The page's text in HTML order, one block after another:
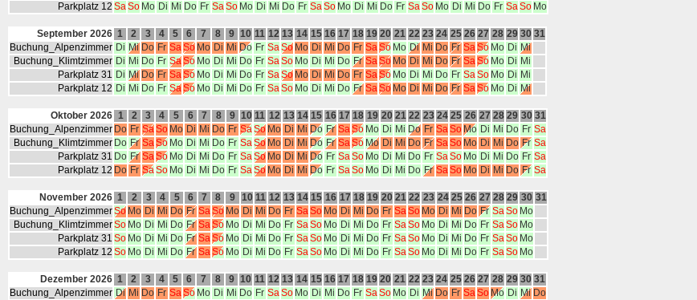
Parkplatz 12 SaSo Mo Di Mi Do Fr SaSo Mo Di Mi Do Fr SaSo Mo Di Mi Do Fr SaSo Mo Di Mi Do Fr SaSo Mo
September 2026 1 2 3 4 5 6 7 8 9 10 11 12 13 14 15 16 17 18 19 20 21 22 23 24 25 26 27 28 29 30 31
Buchung_Alpenzimmer Di Mi Do Fr SaSo Mo Di Mi Do Fr SaSo Mo Di Mi Do Fr SaSo Mo Di Mi Do Fr SaSo Mo Di Mi
Buchung_Klimtzimmer Di Mi Do Fr SaSo Mo Di Mi Do Fr SaSo Mo Di Mi Do Fr SaSo Mo Di Mi Do Fr SaSo Mo Di Mi
Parkplatz 31 Di Mi Do Fr SaSo Mo Di Mi Do Fr SaSo Mo Di Mi Do Fr SaSo Mo Di Mi Do Fr SaSo Mo Di Mi
Parkplatz 12 Di Mi Do Fr SaSo Mo Di Mi Do Fr SaSo Mo Di Mi Do Fr SaSo Mo Di Mi Do Fr SaSo Mo Di Mi
Oktober 2026 1 2 3 4 5 6 7 8 9 10 11 12 13 14 15 16 17 18 19 20 21 22 23 24 25 26 27 28 29 30 31
Buchung_Alpenzimmer Do Fr SaSo Mo Di Mi Do Fr SaSo Mo Di Mi Do Fr SaSo Mo Di Mi Do Fr SaSo Mo Di Mi Do Fr Sa
Buchung_Klimtzimmer Do Fr SaSo Mo Di Mi Do Fr SaSo Mo Di Mi Do Fr SaSo Mo Di Mi Do Fr SaSo Mo Di Mi Do Fr Sa
Parkplatz 31 Do Fr SaSo Mo Di Mi Do Fr SaSo Mo Di Mi Do Fr SaSo Mo Di Mi Do Fr SaSo Mo Di Mi Do Fr Sa
Parkplatz 12 Do Fr SaSo Mo Di Mi Do Fr SaSo Mo Di Mi Do Fr SaSo Mo Di Mi Do Fr SaSo Mo Di Mi Do Fr Sa
November 2026 1 2 3 4 5 6 7 8 9 10 11 12 13 14 15 16 17 18 19 20 21 22 23 24 25 26 27 28 29 30 31
Buchung_AlpenzimmerSo Mo Di Mi Do Fr SaSo Mo Di Mi Do Fr SaSo Mo Di Mi Do Fr SaSo Mo Di Mi Do Fr SaSo Mo
Buchung_KlimtzimmerSo Mo Di Mi Do Fr SaSo Mo Di Mi Do Fr SaSo Mo Di Mi Do Fr SaSo Mo Di Mi Do Fr SaSo Mo
Parkplatz 31 So Mo Di Mi Do Fr SaSo Mo Di Mi Do Fr SaSo Mo Di Mi Do Fr SaSo Mo Di Mi Do Fr SaSo Mo
Parkplatz 12 So Mo Di Mi Do Fr SaSo Mo Di Mi Do Fr SaSo Mo Di Mi Do Fr SaSo Mo Di Mi Do Fr SaSo Mo
Dezember 2026 1 2 3 4 5 6 7 8 9 10 11 12 13 14 15 16 17 18 19 20 21 22 23 24 25 26 27 28 29 30 31
Buchung_Alpenzimmer Di Mi Do Fr SaSo Mo Di Mi Do Fr SaSo Mo Di Mi Do Fr SaSo Mo Di Mi Do Fr SaSo Mo Di Mi Do